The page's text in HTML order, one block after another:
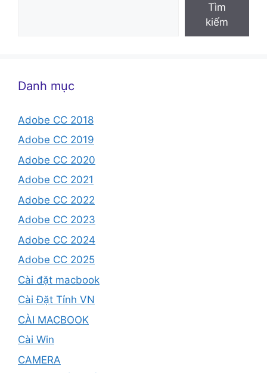
Tìm
kiếm
Danh mục
Adobe CC 2018
Adobe CC 2019
Adobe CC 2020
Adobe CC 2021
Adobe CC 2022
Adobe CC 2023
Adobe CC 2024
Adobe CC 2025
Cài đặt macbook
Cài Đặt Tỉnh VN
CÀI MACBOOK
Cài Win
CAMERA